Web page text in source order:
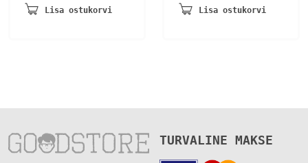
Lisa ostukorvi Lisa ostukorvi
TURVALINE MAKSE